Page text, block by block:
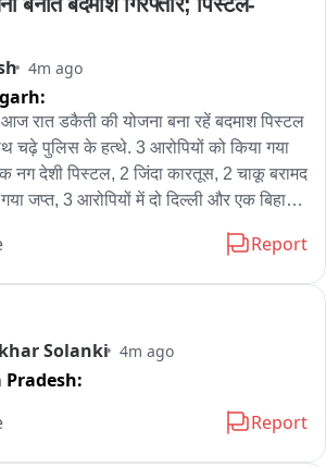
4m ago
रात डकैती की योजना बना रहें बदमाश पिस्टल
चढ़े पुलिस के हत्थे. 3 आरोपियों को किया गया
नग देशी पिस्टल, 2 जिंदा कारतूस, 2 चाकू बरामद
जप्त, 3 आरोपियों में दो दिल्ली और एक बिहार
Report
Solanki 4m ago
Report